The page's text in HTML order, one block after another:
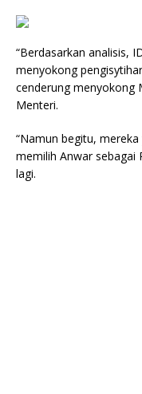
“Berdasarkan analisis,
menyokong
cenderung menyokong
Menteri.
“Namun begitu,
memilih Anwar sebagai
lagi.